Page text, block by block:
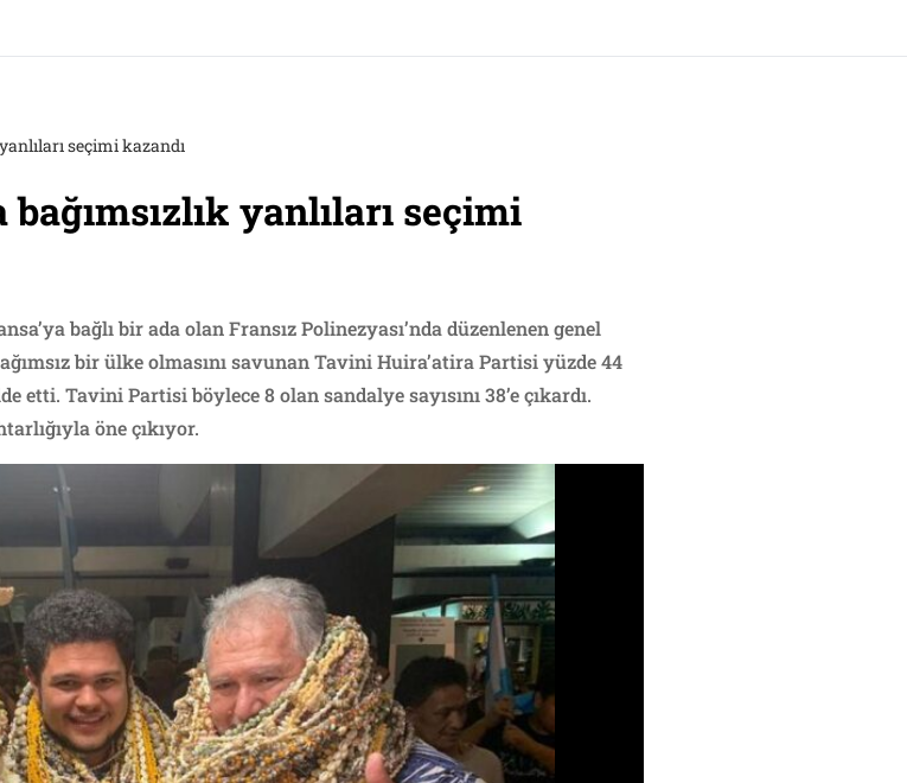
seçimi kazandı
yanlıları seçimi
bağlı bir ada olan Fransız Polinezyası’nda düzenlenen genel
bir ülke olmasını savunan Tavini Huira’atira Partisi yüzde 44
Tavini Partisi böylece 8 olan sandalye sayısını 38’e çıkardı.
öne çıkıyor.